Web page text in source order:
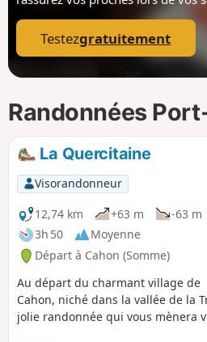
Testezgratuitement
Randonnées
La Quercitaine
Visorandonneur
12,74 km
+63 m
-63 m
3h 50
Moyenne
Départ à Cahon (Somme)
Au départ du charmant village de
Cahon, niché dans la vallée de la
jolie randonnée qui vous mènera